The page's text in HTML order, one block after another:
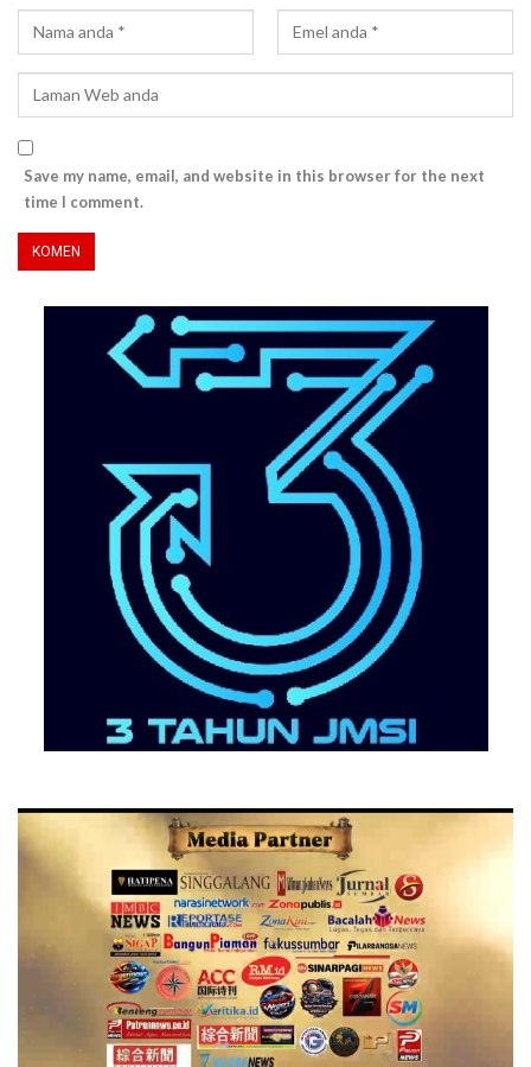
Save my name, email, and website in this browser for the next
time I comment.